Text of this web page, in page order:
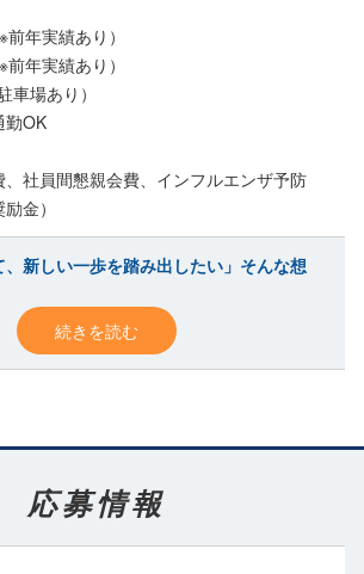
年実績あり）
年実績あり）
車場あり）
勤OK
社員間懇親会費、インフルエンザ予防
金）
、新しい一歩を踏み出したい」そんな想
安定の舞台
できる環境
以上の資格があれば、実務経験は問いません。
続きを読む
応募情報